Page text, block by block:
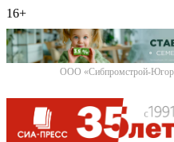
16+
ООО «Сибпромстрой-